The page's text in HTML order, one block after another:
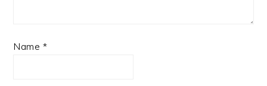
Name *